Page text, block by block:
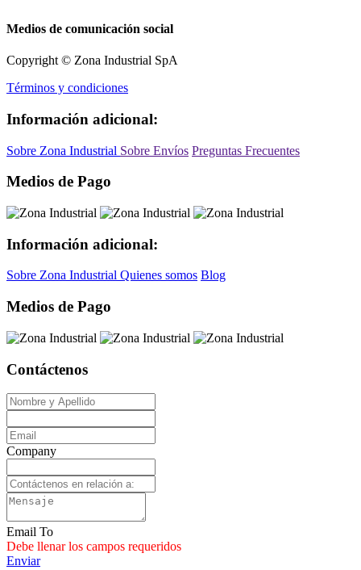
Medios de comunicación social
Copyright © Zona Industrial SpA
Términos y condiciones
Información adicional:
Sobre Zona Industrial Sobre Envíos Preguntas Frecuentes
Medios de Pago
Información adicional:
Sobre Zona Industrial Quienes somos Blog
Medios de Pago
Contáctenos
Company
Email To
Debe llenar los campos requeridos
Enviar